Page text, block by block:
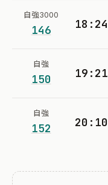
自強3000
146 18:24
自強
150 19:21
自強
152 20:10